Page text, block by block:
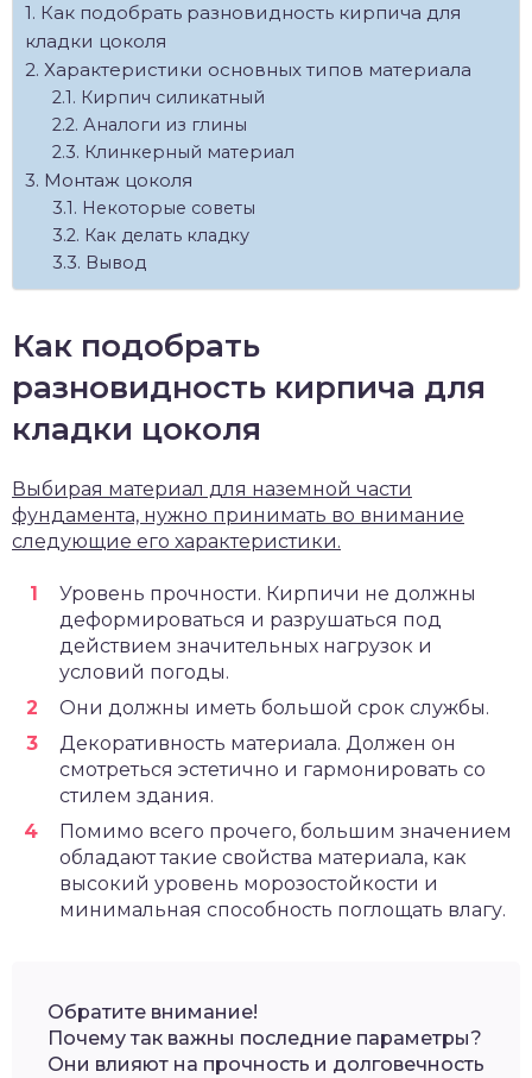
Как подобрать разновидность кирпича для
кладки цоколя
Характеристики основных типов материала
Кирпич силикатный
Аналоги из глины
Клинкерный материал
Монтаж цоколя
Некоторые советы
Как делать кладку
Вывод
Как подобрать
разновидность кирпича для
кладки цоколя
Выбирая материал для наземной части
фундамента, нужно принимать во внимание
следующие его характеристики.
Уровень прочности. Кирпичи не должны
деформироваться и разрушаться под
действием значительных нагрузок и
условий погоды.
Они должны иметь большой срок службы.
Декоративность материала. Должен он
смотреться эстетично и гармонировать со
стилем здания.
Помимо всего прочего, большим значением
обладают такие свойства материала, как
высокий уровень морозостойкости и
минимальная способность поглощать влагу.
Обратите внимание!
Почему так важны последние параметры?
Они влияют на прочность и долговечность